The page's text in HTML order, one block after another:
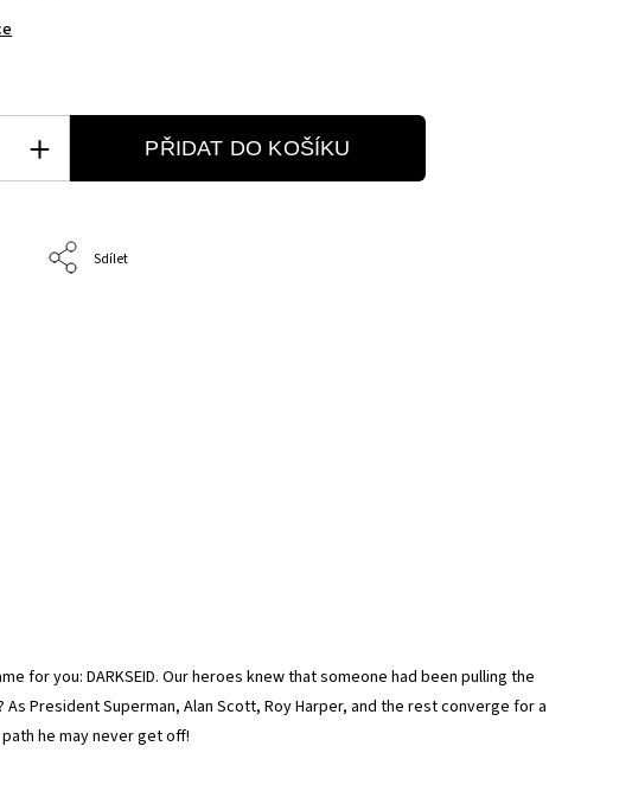
PŘIDAT DO KOŠÍKU
Sdílet
for you: DARKSEID. Our heroes knew that someone had been pulling the
President Superman, Alan Scott, Roy Harper, and the rest converge for a
he may never get off!